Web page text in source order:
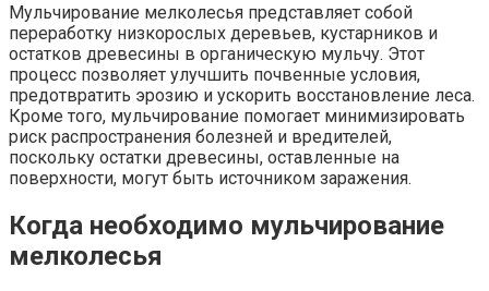
Мульчирование мелколесья представляет собой
переработку низкорослых деревьев, кустарников и
остатков древесины в органическую мульчу. Этот
процесс позволяет улучшить почвенные условия,
предотвратить эрозию и ускорить восстановление леса.
Кроме того, мульчирование помогает минимизировать
риск распространения болезней и вредителей,
поскольку остатки древесины, оставленные на
поверхности, могут быть источником заражения.
Когда необходимо мульчирование
мелколесья